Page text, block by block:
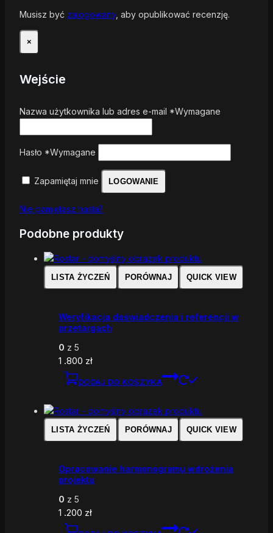
Musisz być zalogowany, aby opublikować recenzję.
×
Wejście
Nazwa użytkownika lub adres e-mail *Wymagane
Hasło *Wymagane
Zapamiętaj mnie LOGOWANIE
Nie pamiętasz hasła?
Podobne produkty
LISTA ŻYCZEŃ PORÓWNAJ QUICK VIEW
Weryfikacja doświadczenia i referencji w
przetargach
0 z 5
1 .800 zł
DODAJ DO KOSZYKA
LISTA ŻYCZEŃ PORÓWNAJ QUICK VIEW
Opracowanie harmonogramu wdrożenia
projektu
0 z 5
1 .200 zł